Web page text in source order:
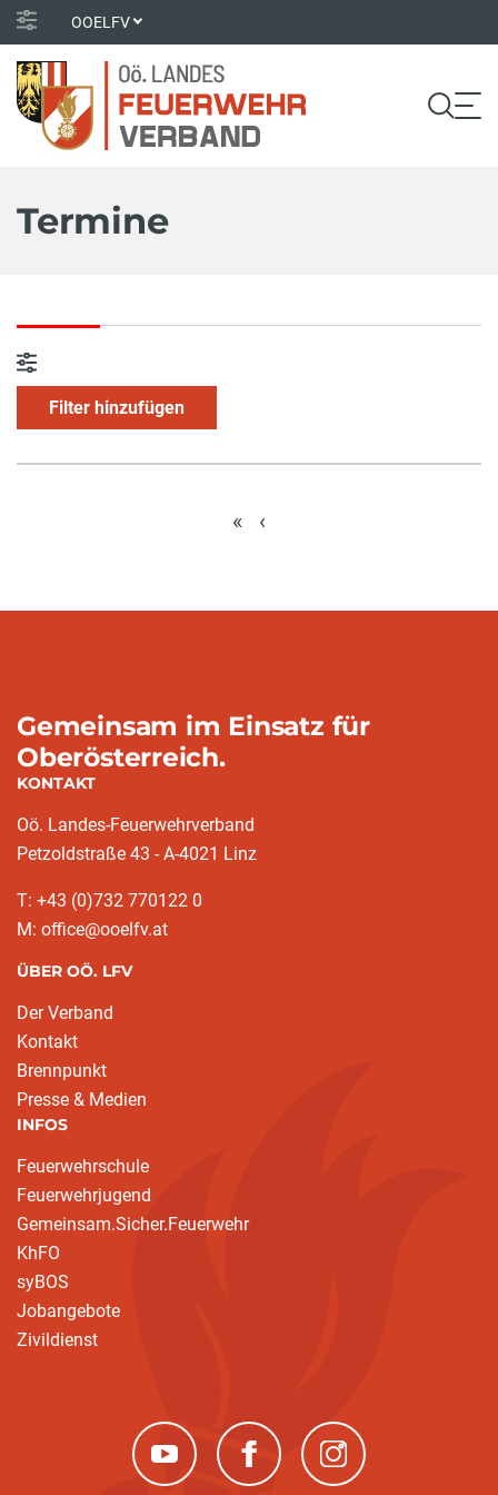
OOELFV
Termine
Filter hinzufügen
« ‹
Gemeinsam im Einsatz für
Oberösterreich.
KONTAKT
Oö. Landes-Feuerwehrverband
Petzoldstraße 43 - A-4021 Linz
T: +43 (0)732 770122 0
M: office@ooelfv.at
ÜBER OÖ. LFV
Der Verband
Kontakt
Brennpunkt
Presse & Medien
INFOS
Feuerwehrschule
Feuerwehrjugend
Gemeinsam.Sicher.Feuerwehr
KhFO
syBOS
Jobangebote
Zivildienst
(neues Fenster)(neues Fenster)(neues Fenster)